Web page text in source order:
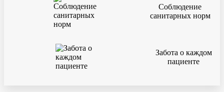
Соблюдение
санитарных норм
Забота о каждом
пациенте